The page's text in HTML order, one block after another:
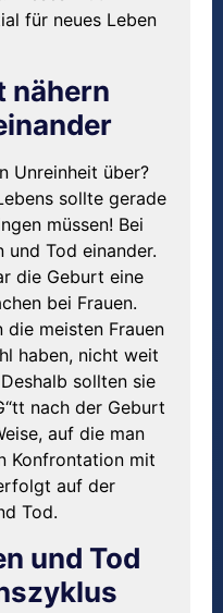
für neues Leben
nähern
Unreinheit über?
sollte gerade
müssen! Bei
und Tod einander.
die Geburt eine
bei Frauen.
die meisten Frauen
haben, nicht weit
sollten sie
nach der Geburt
auf die man
Konfrontation mit
auf der
Tod.
und Tod